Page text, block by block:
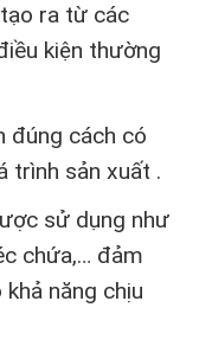
ra từ các
kiện thường
đúng cách có
trình sản xuất .
sử dụng như
chứa,… đảm
năng chịu